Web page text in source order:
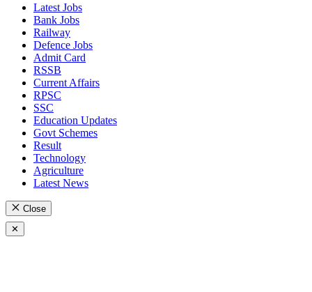
Latest Jobs
Bank Jobs
Railway
Defence Jobs
Admit Card
RSSB
Current Affairs
RPSC
SSC
Education Updates
Govt Schemes
Result
Technology
Agriculture
Latest News
Close
✕